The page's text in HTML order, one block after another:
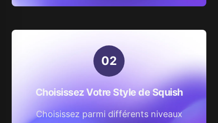
02
Choisissez Votre Style de Squish
Choisissez parmi différents niveaux